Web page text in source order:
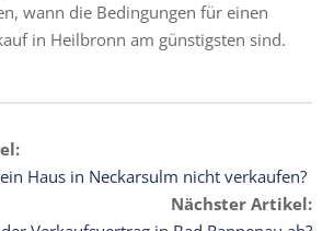
wann die Bedingungen für einen
in Heilbronn am günstigsten sind.
Haus in Neckarsulm nicht verkaufen?
Nächster Artikel: